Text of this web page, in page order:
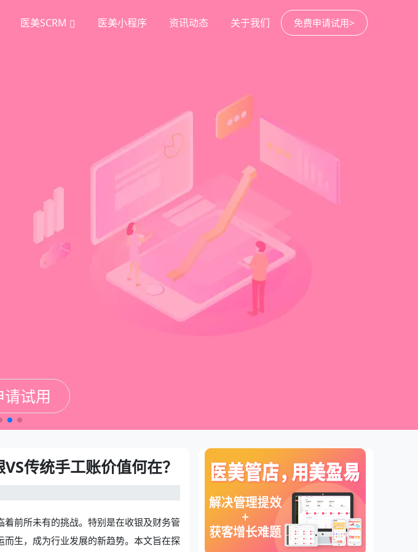
免费申请试用>
医美SCRM 医美小程序 资讯动态 关于我们
试用
试用
试用
试用
传统手工账价值何在？
前所未有的挑战。特别是在收银及财务管
而生，成为行业发展的新趋势。本文旨在探